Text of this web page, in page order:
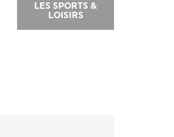
LES SPORTS &
LOISIRS